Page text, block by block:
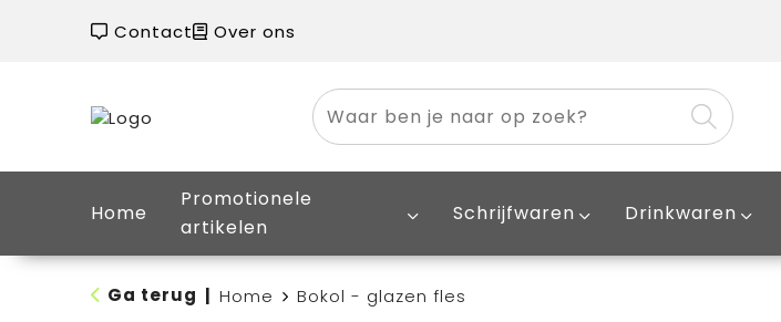
Contact Over ons
Home
Promotionele
artikelen
Schrijfwaren Drinkwaren
Ga terug Home Bokol - glazen fles